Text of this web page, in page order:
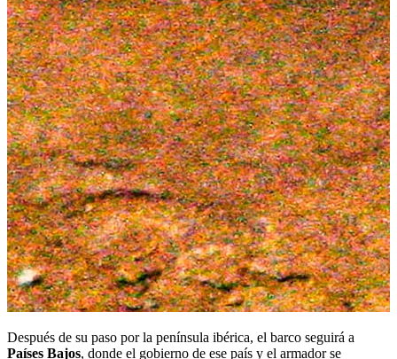
Después de su paso por la península ibérica, el barco seguirá a
Países Bajos, donde el gobierno de ese país y el armador se